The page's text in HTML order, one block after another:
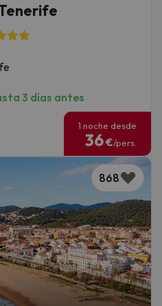
3 días antes
1 noche desde
36€/pers.
868